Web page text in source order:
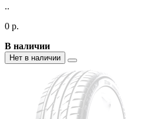
..
0 р.
В наличии
Нет в наличии